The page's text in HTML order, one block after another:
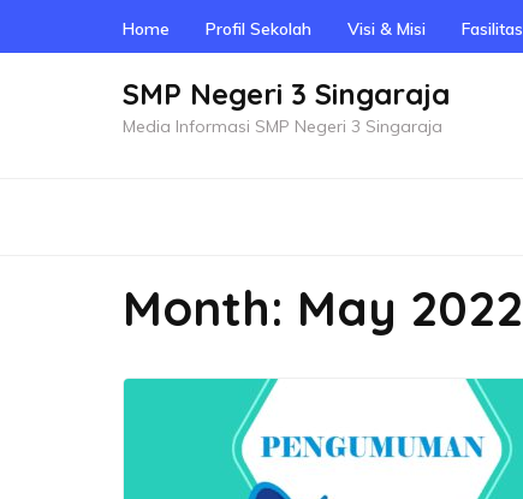
to
Home Profil Sekolah Visi & Misi Fasilitas
SMP Negeri 3 Singaraja
Media Informasi SMP Negeri 3 Singaraja
Month: May 2022